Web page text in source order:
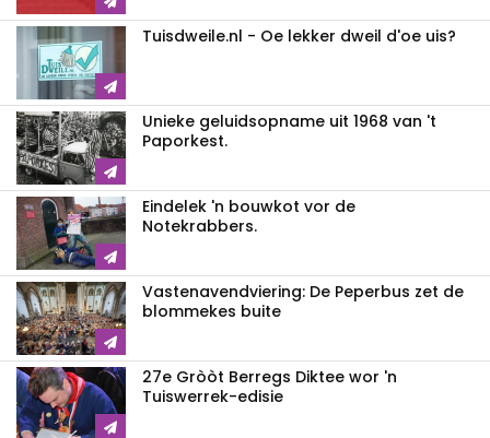
Tuisdweile.nl - Oe lekker dweil d'oe uis?
Unieke geluidsopname uit 1968 van 't
Paporkest.
Eindelek 'n bouwkot vor de
Notekrabbers.
Vastenavendviering: De Peperbus zet de
blommekes buite
27e Gròòt Berregs Diktee wor 'n
Tuiswerrek-edisie